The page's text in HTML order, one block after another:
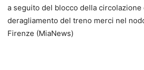
a seguito del blocco della circolazione
deragliamento del treno merci nel
Firenze (MiaNews)